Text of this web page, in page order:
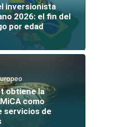
inversionista
2026: el fin del
por edad
obtiene la
como
servicios de